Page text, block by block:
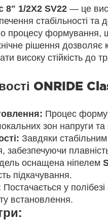
8" 1/2X2 SV22— це
стабільності та
процесу формування,
рішення дозволяє
високу стійкість до
ONRIDE
Процес
зон напруги та
Завдяки
забезпечуючи
оснащена ніпелем
підкачування.
Постачається у
встановлення.